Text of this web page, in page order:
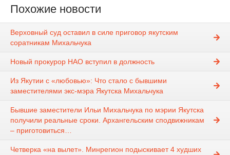
Похожие новости
Верховный суд оставил в силе приговор якутским
соратникам Михальчука
Новый прокурор НАО вступил в должность
Из Якутии с «любовью»: Что стало с бывшими
заместителями экс-мэра Якутска Михальчука
Бывшие заместители Ильи Михальчука по мэрии Якутска
получили реальные сроки. Архангельским сподвижникам
– приготовиться…
Четверка «на вылет». Минрегион подыскивает 4 худших